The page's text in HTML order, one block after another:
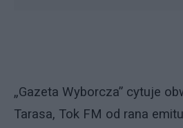
„Gazeta Wyborcza” cytuje
Tarasa, Tok FM od rana